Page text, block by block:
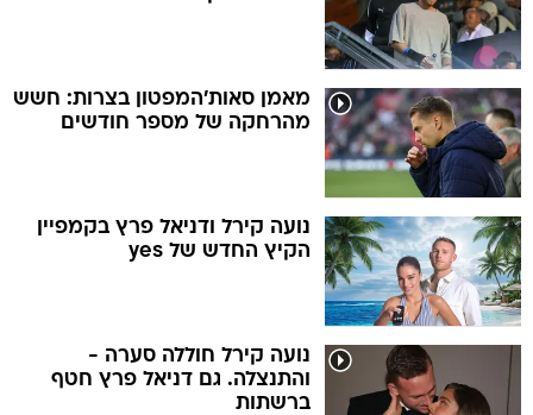
מאמן סאות'המפטון בצרות: חשש
מהרחקה של מספר חודשים
נועה קירל ודניאל פרץ בקמפיין
הקיץ החדש של yes
נועה קירל חוללה סערה -
והתנצלה. גם דניאל פרץ חטף
ברשתות